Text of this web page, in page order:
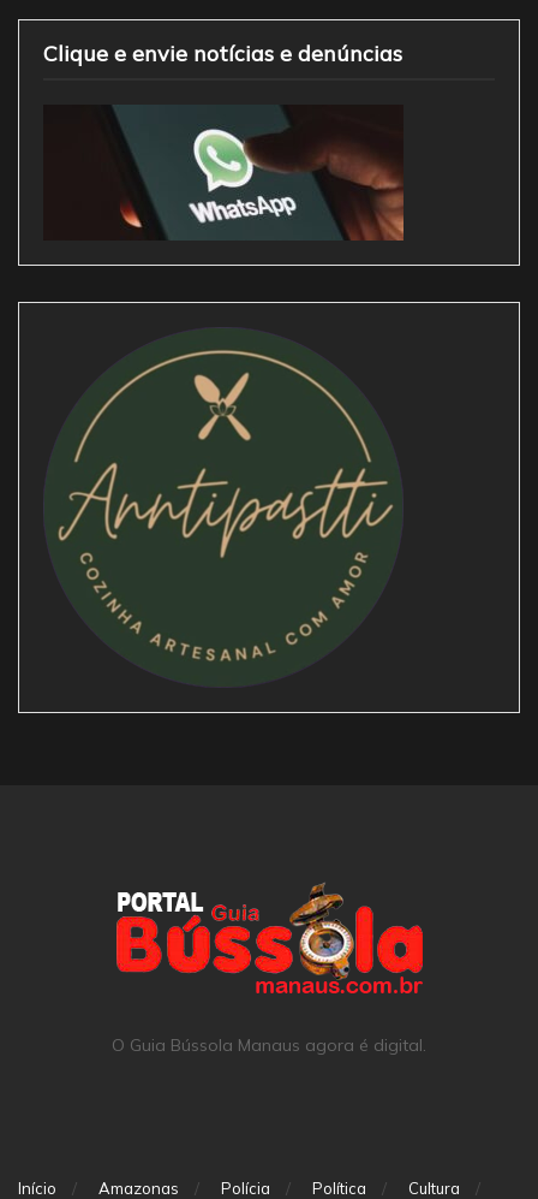
Clique e envie notícias e denúncias
O Guia Bússola Manaus agora é digital.
Início Amazonas Polícia Política Cultura